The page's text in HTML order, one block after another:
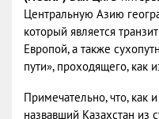
Центральную Азию
который является
Европой, а также
пути», проходящего, как
Примечательно, что, как
назвавший Казахстан из